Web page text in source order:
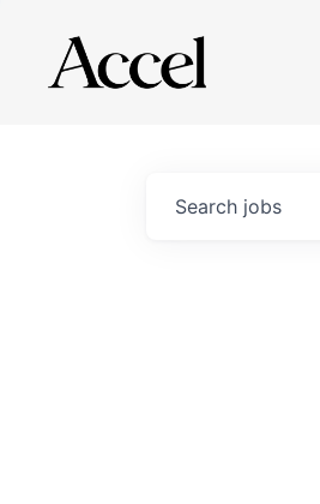
Search jobs